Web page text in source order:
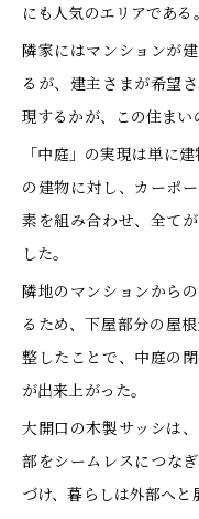
にも人気のエリアである。
隣家にはマンションが
るが、建主さまが希望
現するかが、この住まい
「中庭」の実現は単に
の建物に対し、カーポ
素を組み合わせ、全て
した。
隣地のマンションから
るため、下屋部分の屋
整したことで、中庭の
が出来上がった。
大開口の木製サッシは
部をシームレスにつな
づけ、暮らしは外部へと